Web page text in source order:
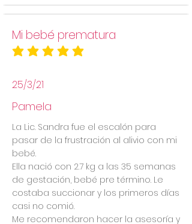
Mi bebé prematura
la calificación promedio es 5 de 5
25/3/21
Pamela
La Lic. Sandra fue el escalón para
pasar de la frustración al alivio con mi
bebé.
Ella nació con 2.7 kg a las 35 semanas
de gestación, bebé pre término. Le
costaba succionar y los primeros días
casi no comió.
Me recomendaron hacer la asesoría y